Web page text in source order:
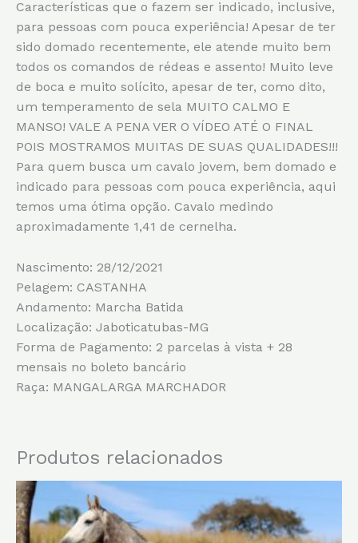
Características que o fazem ser indicado, inclusive,
para pessoas com pouca experiência! Apesar de ter
sido domado recentemente, ele atende muito bem
todos os comandos de rédeas e assento! Muito leve
de boca e muito solícito, apesar de ter, como dito,
um temperamento de sela MUITO CALMO E
MANSO! VALE A PENA VER O VÍDEO ATÉ O FINAL
POIS MOSTRAMOS MUITAS DE SUAS QUALIDADES!!!
Para quem busca um cavalo jovem, bem domado e
indicado para pessoas com pouca experiência, aqui
temos uma ótima opção. Cavalo medindo
aproximadamente 1,41 de cernelha.
Nascimento: 28/12/2021
Pelagem: CASTANHA
Andamento: Marcha Batida
Localização: Jaboticatubas-MG
Forma de Pagamento: 2 parcelas à vista + 28
mensais no boleto bancário
Raça: MANGALARGA MARCHADOR
Produtos relacionados